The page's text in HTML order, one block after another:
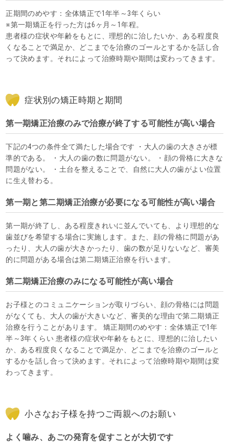
正期間のめやす：全体矯正で1年半～3年くらい
※第一期矯正を行った方は6ヶ月～1年程。
患者様の症状や年齢をもとに、理想的に治したいか、ある程度良
くなることで満足か、どこまでを治療のゴールとするかを話し合
って決めます。それによって治療時期や期間は変わってきます。
症状別の矯正時期と期間
第一期矯正治療のみで治療が終了する可能性が高い場合
下記の4つの条件全て満たした場合です ・大人の歯の大きさが標
準的である。 ・大人の歯の数に問題がない。 ・顔の骨格に大きな
問題がない。 ・土台を整えることで、自然に大人の歯がよい位置
に生え替わる。
第一期と第二期矯正治療が必要になる可能性が高い場合
第一期が終了し、ある程度きれいに並んでいても、より理想的な
歯並びを希望する場合に実施します。また、顔の骨格に問題があ
ったり、大人の歯が大きかったり、歯の数が足りないなど、審美
的に問題がある場合は第二期矯正治療を行います。
第二期矯正治療のみになる可能性が高い場合
お子様とのコミュニケーションが取りづらい、顔の骨格には問題
がなくても、大人の歯が大きいなど、審美的な理由で第二期矯正
治療を行うことがあります。 矯正期間のめやす：全体矯正で1年
半～3年くらい 患者様の症状や年齢をもとに、理想的に治したい
か、ある程度良くなることで満足か、どこまでを治療のゴールと
するかを話し合って決めます。それによって治療時期や期間は変
わってきます。
小さなお子様を持つご両親へのお願い
よく噛み、あごの発育を促すことが大切です